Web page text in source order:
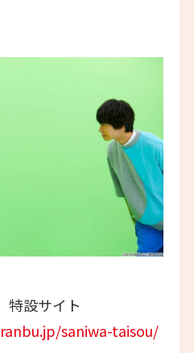
設サイト
saniwa-taisou/